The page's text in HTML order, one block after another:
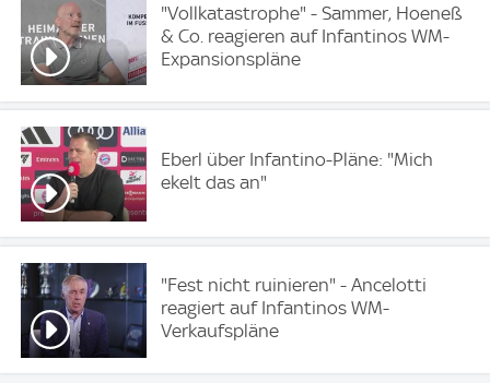
"Vollkatastrophe" - Sammer, Hoeneß
& Co. reagieren auf Infantinos WM-
Expansionspläne
Eberl über Infantino-Pläne: "Mich
ekelt das an"
"Fest nicht ruinieren" - Ancelotti
reagiert auf Infantinos WM-
Verkaufspläne